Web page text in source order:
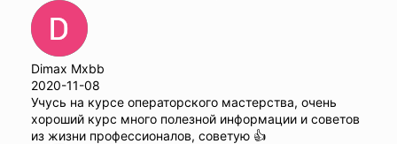
Dimax Mxbb
2020-11-08
Учусь на курсе операторского мастерства, очень
хороший курс много полезной информации и советов
из жизни профессионалов, советую 👍